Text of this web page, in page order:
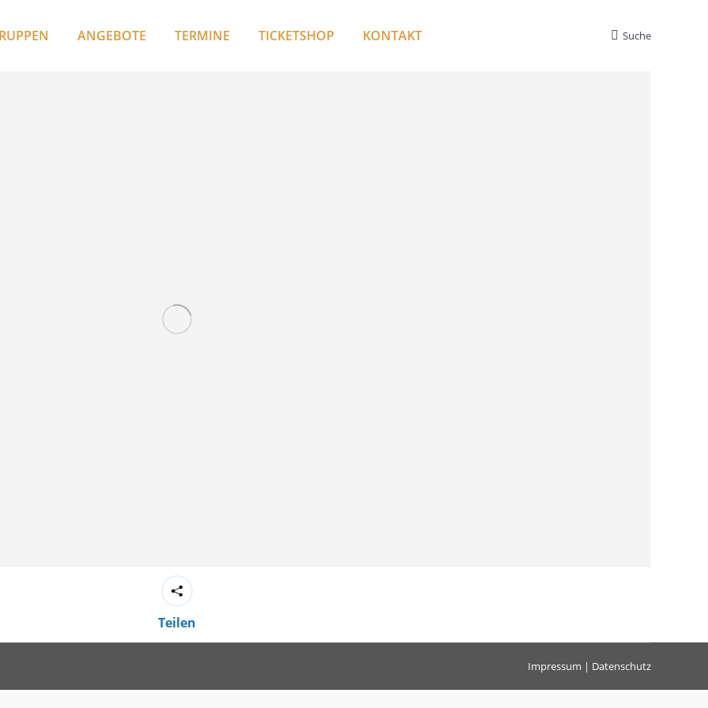
ANGEBOTE TERMINE TICKETSHOP KONTAKT Search:
Suche
Teilen
Impressum | Datenschutz